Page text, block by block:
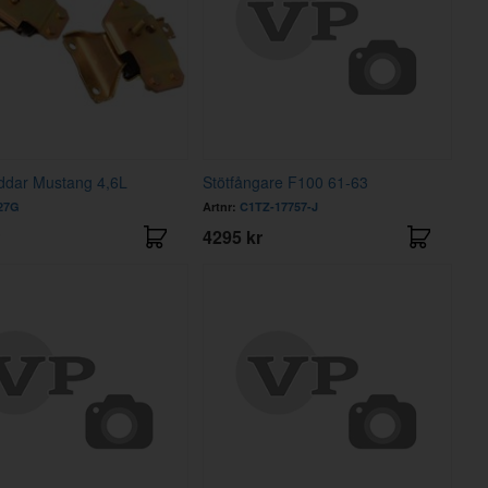
Mustang 4,6L Stötfångare F100 61-63
Artnr: C1TZ-17757-J
4295 kr